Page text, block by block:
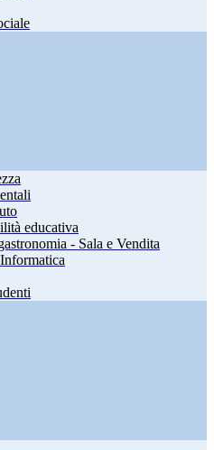
educativa
- Sala e Vendita